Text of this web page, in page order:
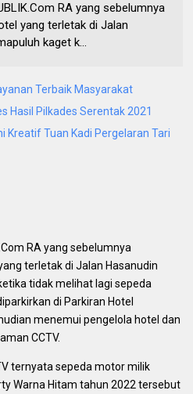
RA yang sebelumnya
yang terletak di Jalan
kaget k...
Terbaik Masyarakat
Hasil Pilkades Serentak 2021
Kreatif Tuan Kadi Pergelaran Tari
RA yang sebelumnya
terletak di Jalan Hasanudin
tidak melihat lagi sepeda
di Parkiran Hotel
menemui pengelola hotel dan
CCTV.
ternyata sepeda motor milik
Warna Hitam tahun 2022 tersebut